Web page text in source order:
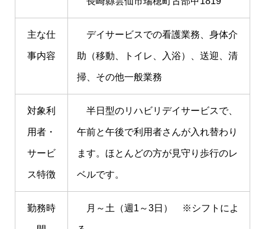
主な仕
事内容
デイサービスでの看護業務、身体介
助（移動、トイレ、入浴）、送迎、清
掃、その他一般業務
対象利
用者・
サービ
ス特徴
半日型のリハビリデイサービスで、
午前と午後で利用者さんが入れ替わり
ます。ほとんどの方が見守り歩行のレ
ベルです。
勤務時 月～土（週1～3日） ※シフトによ